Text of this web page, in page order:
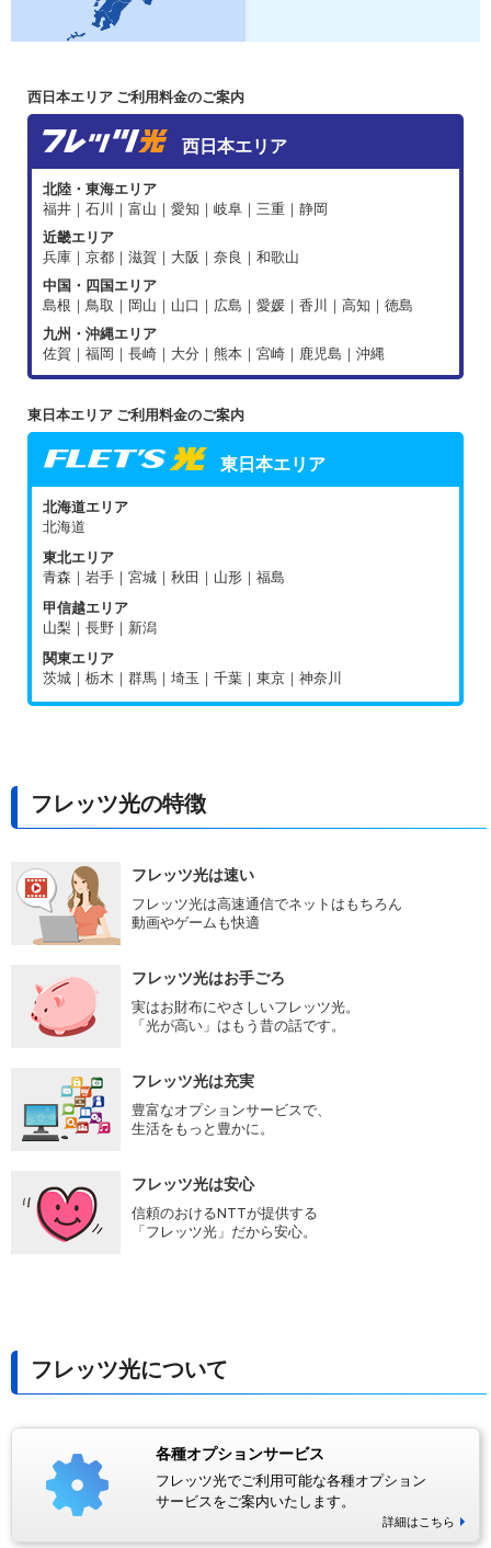
西日本エリア ご利用料金のご案内
西日本エリア
北陸・東海エリア
福井｜石川｜富山｜愛知｜岐阜｜三重｜静岡
近畿エリア
兵庫｜京都｜滋賀｜大阪｜奈良｜和歌山
中国・四国エリア
島根｜鳥取｜岡山｜山口｜広島｜愛媛｜香川｜高知｜徳島
九州・沖縄エリア
佐賀｜福岡｜長崎｜大分｜熊本｜宮崎｜鹿児島｜沖縄
東日本エリア ご利用料金のご案内
東日本エリア
北海道エリア
北海道
東北エリア
青森｜岩手｜宮城｜秋田｜山形｜福島
甲信越エリア
山梨｜長野｜新潟
関東エリア
茨城｜栃木｜群馬｜埼玉｜千葉｜東京｜神奈川
フレッツ光の特徴
フレッツ光は速い
フレッツ光は高速通信でネットはもちろん
動画やゲームも快適
フレッツ光はお手ごろ
実はお財布にやさしいフレッツ光。
「光が高い」はもう昔の話です。
フレッツ光は充実
豊富なオプションサービスで、
生活をもっと豊かに。
フレッツ光は安心
信頼のおけるNTTが提供する
「フレッツ光」だから安心。
フレッツ光について
各種オプションサービス
フレッツ光でご利用可能な各種オプション
サービスをご案内いたします。
詳細はこちら